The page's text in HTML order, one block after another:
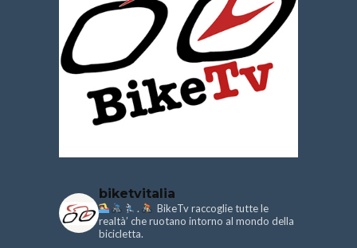
biketvitalia
.
BikeTv raccoglie tutte le
realtà’ che ruotano intorno al mondo della
bicicletta.